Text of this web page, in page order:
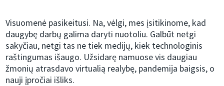
Visuomenė pasikeitusi. Na, vėlgi, mes įsitikinome, kad
daugybę darbų galima daryti nuotoliu. Galbūt netgi
sakyčiau, netgi tas ne tiek medijų, kiek technologinis
raštingumas išaugo. Užsidarę namuose vis daugiau
žmonių atrasdavo virtualią realybę, pandemija baigsis, o
nauji įpročiai išliks.